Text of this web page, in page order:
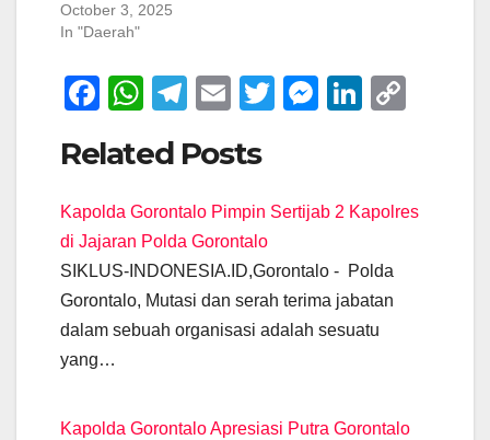
October 3, 2025
In "Daerah"
F
c
e
b
o
o
k
W
at
s
A
p
p
T
e
gr
a
m
E
ail
T
er
M
e
g
er
Li
e
dI
n
y
Related Posts
Kapolda Gorontalo Pimpin Sertijab 2 Kapolres
di Jajaran Polda Gorontalo
SIKLUS-INDONESIA.ID,Gorontalo - Polda
Gorontalo, Mutasi dan serah terima jabatan
dalam sebuah organisasi adalah sesuatu
yang…
Kapolda Gorontalo Apresiasi Putra Gorontalo